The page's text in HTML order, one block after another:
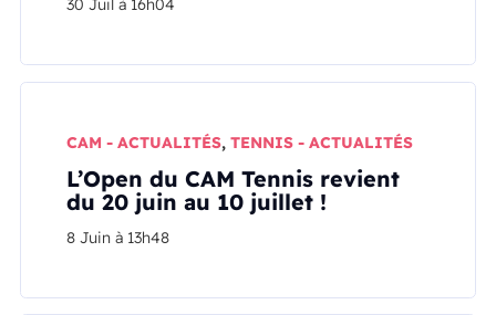
30 Juil à 16h04
CAM - ACTUALITÉS,TENNIS - ACTUALITÉS
L’Open du CAM Tennis revient
du 20 juin au 10 juillet !
8 Juin à 13h48